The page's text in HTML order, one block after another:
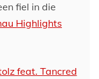
fiel in die
Highlights